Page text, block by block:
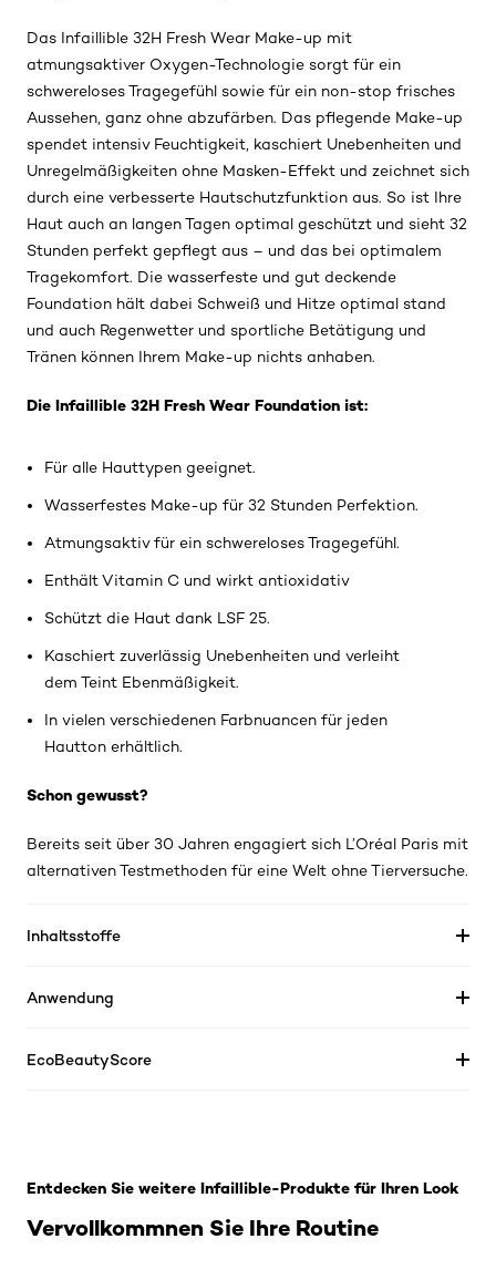
Das Infaillible 32H Fresh Wear Make-up mit
atmungsaktiver Oxygen-Technologie sorgt für ein
schwereloses Tragegefühl sowie für ein non-stop frisches
Aussehen, ganz ohne abzufärben. Das pflegende Make-up
spendet intensiv Feuchtigkeit, kaschiert Unebenheiten und
Unregelmäßigkeiten ohne Masken-Effekt und zeichnet sich
durch eine verbesserte Hautschutzfunktion aus. So ist Ihre
Haut auch an langen Tagen optimal geschützt und sieht 32
Stunden perfekt gepflegt aus – und das bei optimalem
Tragekomfort. Die wasserfeste und gut deckende
Foundation hält dabei Schweiß und Hitze optimal stand
und auch Regenwetter und sportliche Betätigung und
Tränen können Ihrem Make-up nichts anhaben.
Die Infaillible 32H Fresh Wear Foundation ist:
Für alle Hauttypen geeignet.
Wasserfestes Make-up für 32 Stunden Perfektion.
Atmungsaktiv für ein schwereloses Tragegefühl.
Enthält Vitamin C und wirkt antioxidativ
Schützt die Haut dank LSF 25.
Kaschiert zuverlässig Unebenheiten und verleiht
dem Teint Ebenmäßigkeit.
In vielen verschiedenen Farbnuancen für jeden
Hautton erhältlich.
Schon gewusst?
Bereits seit über 30 Jahren engagiert sich L’Oréal Paris mit
alternativen Testmethoden für eine Welt ohne Tierversuche.
Inhaltsstoffe
Anwendung
EcoBeautyScore
Vervollkommnen Sie Ihre Routine
Entdecken Sie weitere Infaillible-Produkte für Ihren Look